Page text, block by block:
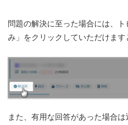
問題の解決に至った場合には、
み」をクリックしていただけます
また、有用な回答があった場合